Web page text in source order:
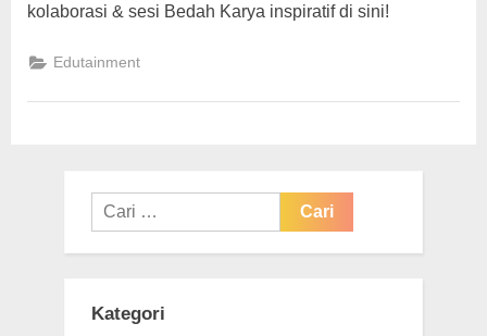
kolaborasi & sesi Bedah Karya inspiratif di sini!
Edutainment
Cari
untuk:
Kategori